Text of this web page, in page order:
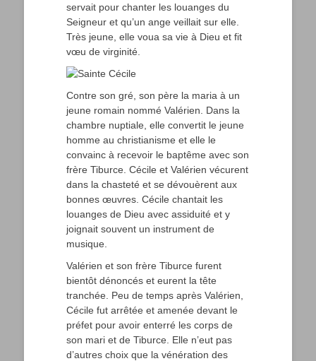
servait pour chanter les louanges du
Seigneur et qu’un ange veillait sur elle.
Très jeune, elle voua sa vie à Dieu et fit
vœu de virginité.
Contre son gré, son père la maria à un
jeune romain nommé Valérien. Dans la
chambre nuptiale, elle convertit le jeune
homme au christianisme et elle le
convainc à recevoir le baptême avec son
frère Tiburce. Cécile et Valérien vécurent
dans la chasteté et se dévouèrent aux
bonnes œuvres. Cécile chantait les
louanges de Dieu avec assiduité et y
joignait souvent un instrument de
musique.
Valérien et son frère Tiburce furent
bientôt dénoncés et eurent la tête
tranchée. Peu de temps après Valérien,
Cécile fut arrêtée et amenée devant le
préfet pour avoir enterré les corps de
son mari et de Tiburce. Elle n’eut pas
d’autres choix que la vénération des